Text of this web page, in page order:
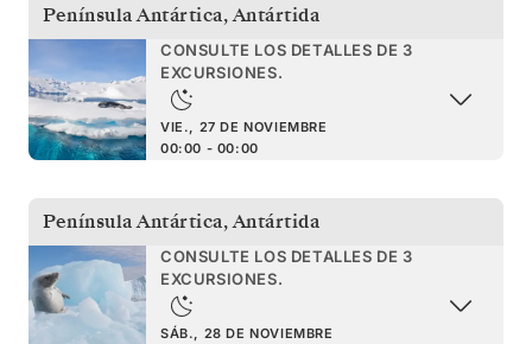
Península Antártica,Antártida
CONSULTE LOS DETALLES DE 3
EXCURSIONES.
VIE., 27 DE NOVIEMBRE
00:00 - 00:00
Península Antártica,Antártida
CONSULTE LOS DETALLES DE 3
EXCURSIONES.
SÁB., 28 DE NOVIEMBRE